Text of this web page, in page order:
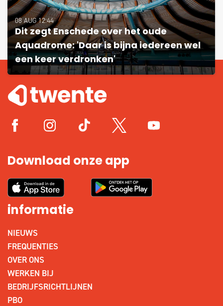
08 AUG 12:44
Dit zegt Enschede over het oude
Aquadrome: 'Daar is bijna iedereen wel
een keer verdronken'
Download onze app
informatie
NIEUWS
FREQUENTIES
OVER ONS
WERKEN BIJ
BEDRIJFSRICHTLIJNEN
PBO